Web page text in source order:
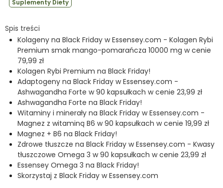
Suplementy Diety
Spis treści
Kolageny na Black Friday w Essensey.com - Kolagen Rybi
Premium smak mango-pomarańcza 10000 mg w cenie
79,99 zł
Kolagen Rybi Premium na Black Friday!
Adaptogeny na Black Friday w Essensey.com -
Ashwagandha Forte w 90 kapsułkach w cenie 23,99 zł
Ashwagandha Forte na Black Friday!
Witaminy i minerały na Black Friday w Essensey.com -
Magnez z witaminą B6 w 90 kapsułkach w cenie 19,99 zł
Magnez + B6 na Black Friday!
Zdrowe tłuszcze na Black Friday w Essensey.com - Kwasy
tłuszczowe Omega 3 w 90 kapsułkach w cenie 23,99 zł
Essensey Omega 3 na Black Friday!
Skorzystaj z Black Friday w Essensey.com